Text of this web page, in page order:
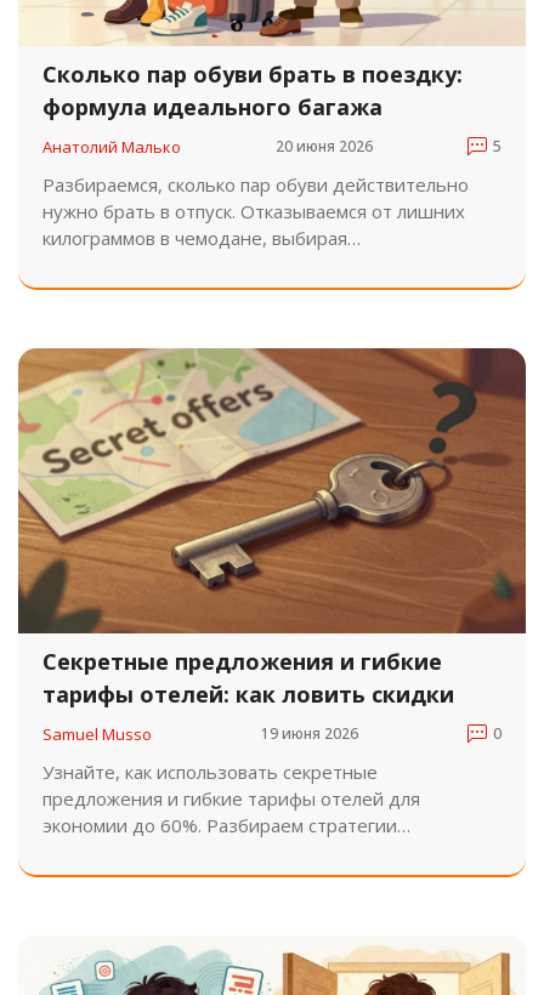
Сколько пар обуви брать в поездку:
формула идеального багажа
Анатолий Малько 20 июня 2026 5
Разбираемся, сколько пар обуви действительно
нужно брать в отпуск. Отказываемся от лишних
килограммов в чемодане, выбирая
поездок.
Секретные предложения и гибкие
тарифы отелей: как ловить скидки
Samuel Musso 19 июня 2026 0
Узнайте, как использовать секретные
предложения и гибкие тарифы отелей для
экономии до 60%. Разбираем стратегии
скрытых цен.